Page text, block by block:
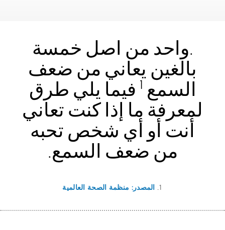
.واحد من اصل خمسة
بالغين يعاني من ضعف
السمع 1 فيما يلي طرق
لمعرفة ما إذا كنت تعاني
أنت أو أي شخص تحبه
من ضعف السمع.
1. المصدر: منظمة الصحة العالمية